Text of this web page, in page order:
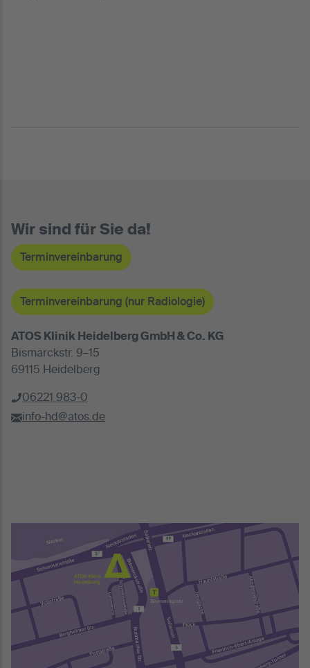
Wir sind für Sie da!
Terminvereinbarung
Terminvereinbarung (nur Radiologie)
ATOS Klinik Heidelberg GmbH & Co. KG
Bismarckstr. 9–15
69115 Heidelberg
06221 983-0
info-hd@atos.de